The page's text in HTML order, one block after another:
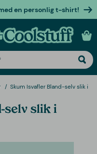
en personlig t-shirt!
Personlige gaver
Skum Isvafler Bland-selv slik i
selv slik i